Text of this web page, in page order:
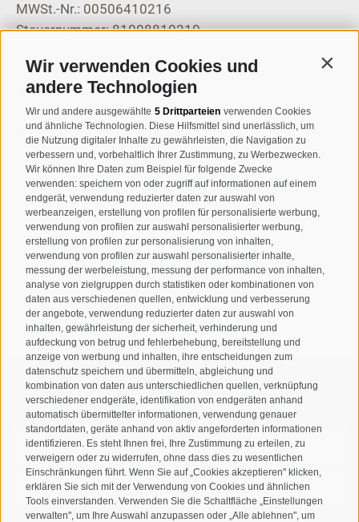
Wir verwenden Cookies und
andere Technologien
Wir und andere ausgewählte 5 Drittparteien verwenden Cookies
und ähnliche Technologien. Diese Hilfsmittel sind unerlässlich, um
die Nutzung digitaler Inhalte zu gewährleisten, die Navigation zu
verbessern und, vorbehaltlich Ihrer Zustimmung, zu Werbezwecken.
Wir können Ihre Daten zum Beispiel für folgende Zwecke
verwenden: speichern von oder zugriff auf informationen auf einem
endgerät, verwendung reduzierter daten zur auswahl von
werbeanzeigen, erstellung von profilen für personalisierte werbung,
verwendung von profilen zur auswahl personalisierter werbung,
erstellung von profilen zur personalisierung von inhalten,
verwendung von profilen zur auswahl personalisierter inhalte,
messung der werbeleistung, messung der performance von inhalten,
analyse von zielgruppen durch statistiken oder kombinationen von
daten aus verschiedenen quellen, entwicklung und verbesserung
der angebote, verwendung reduzierter daten zur auswahl von
inhalten, gewährleistung der sicherheit, verhinderung und
aufdeckung von betrug und fehlerbehebung, bereitstellung und
anzeige von werbung und inhalten, ihre entscheidungen zum
datenschutz speichern und übermitteln, abgleichung und
kombination von daten aus unterschiedlichen quellen, verknüpfung
verschiedener endgeräte, identifikation von endgeräten anhand
automatisch übermittelter informationen, verwendung genauer
standortdaten, geräte anhand von aktiv angeforderten informationen
identifizieren. Es steht Ihnen frei, Ihre Zustimmung zu erteilen, zu
verweigern oder zu widerrufen, ohne dass dies zu wesentlichen
Einschränkungen führt. Wenn Sie auf „Cookies akzeptieren" klicken,
erklären Sie sich mit der Verwendung von Cookies und ähnlichen
Tools einverstanden. Verwenden Sie die Schaltfläche „Einstellungen
verwalten", um Ihre Auswahl anzupassen oder „Alle ablehnen", um
MWSt.-Nr.: 00506410216
Steuernummer: 81008810210
T+39 0474 671136
info@ahrntal.it
Tourismusverein Sand in
Taufers
Josef-Jungmann-Str. 8
I-39032 Sand in Taufers
MWSt.-Nr: 00518320213
T+39 0474 678076
info@taufers.com
Newsletteranmeldung